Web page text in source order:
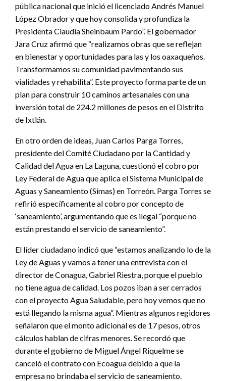
pública nacional que inició el licenciado Andrés Manuel
López Obrador y que hoy consolida y profundiza la
Presidenta Claudia Sheinbaum Pardo”. El gobernador
Jara Cruz afirmó que “realizamos obras que se reflejan
en bienestar y oportunidades para las y los oaxaqueños.
Transformamos su comunidad pavimentando sus
vialidades y rehabilita”. Este proyecto forma parte de un
plan para construir 10 caminos artesanales con una
inversión total de 224.2 millones de pesos en el Distrito
de Ixtlán.
En otro orden de ideas, Juan Carlos Parga Torres,
presidente del Comité Ciudadano por la Cantidad y
Calidad del Agua en La Laguna, cuestionó el cobro por
Ley Federal de Agua que aplica el Sistema Municipal de
Aguas y Saneamiento (Simas) en Torreón. Parga Torres se
refirió específicamente al cobro por concepto de
‘saneamiento’, argumentando que es ilegal “porque no
están prestando el servicio de saneamiento”.
El líder ciudadano indicó que “estamos analizando lo de la
Ley de Aguas y vamos a tener una entrevista con el
director de Conagua, Gabriel Riestra, porque el pueblo
no tiene agua de calidad. Los pozos iban a ser cerrados
con el proyecto Agua Saludable, pero hoy vemos que no
está llegando la misma agua”. Mientras algunos regidores
señalaron que el monto adicional es de 17 pesos, otros
cálculos hablan de cifras menores. Se recordó que
durante el gobierno de Miguel Ángel Riquelme se
canceló el contrato con Ecoagua debido a que la
empresa no brindaba el servicio de saneamiento.